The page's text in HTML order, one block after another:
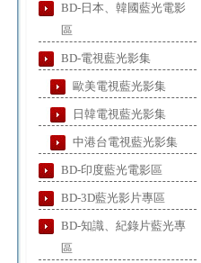
BD-日本、韓國藍光電影
區
BD-電視藍光影集
歐美電視藍光影集
日韓電視藍光影集
中港台電視藍光影集
BD-印度藍光電影區
BD-3D藍光影片專區
BD-知識、紀錄片藍光專
區